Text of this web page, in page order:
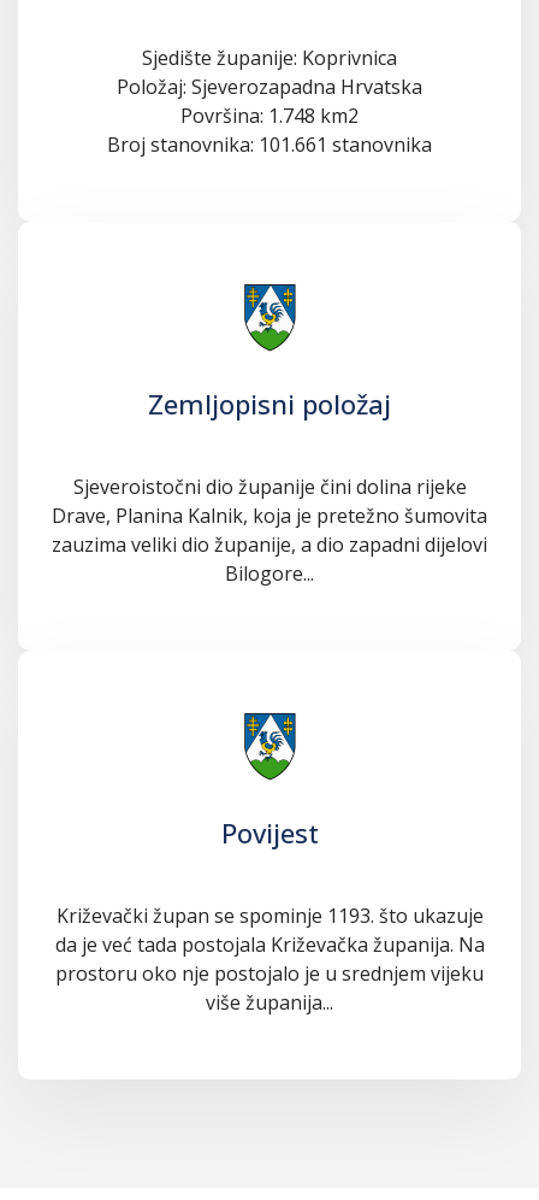
Sjedište županije: Koprivnica
Položaj: Sjeverozapadna Hrvatska
Površina: 1.748 km2
Broj stanovnika: 101.661 stanovnika
Zemljopisni položaj
Sjeveroistočni dio županije čini dolina rijeke
Drave, Planina Kalnik, koja je pretežno šumovita
zauzima veliki dio županije, a dio zapadni dijelovi
Bilogore...
Povijest
Križevački župan se spominje 1193. što ukazuje
da je već tada postojala Križevačka županija. Na
prostoru oko nje postojalo je u srednjem vijeku
više županija...